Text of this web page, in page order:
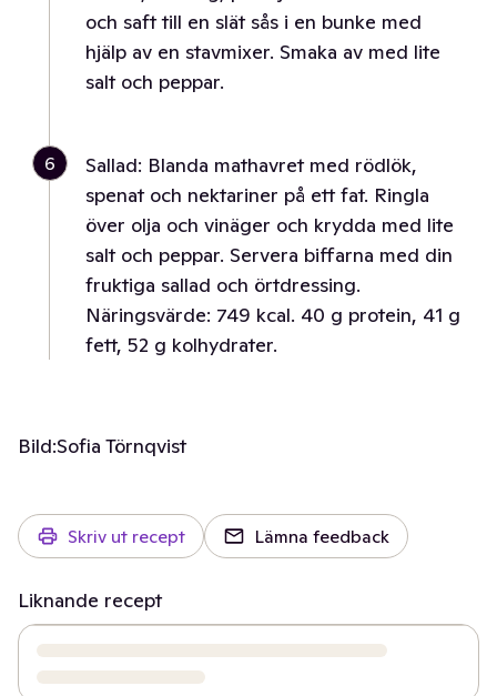
och saft till en slät sås i en bunke med
hjälp av en stavmixer. Smaka av med lite
salt och peppar.
6
Sallad: Blanda mathavret med rödlök,
spenat och nektariner på ett fat. Ringla
över olja och vinäger och krydda med lite
salt och peppar. Servera biffarna med din
fruktiga sallad och örtdressing.
Näringsvärde: 749 kcal. 40 g protein, 41 g
fett, 52 g kolhydrater.
Bild:Sofia Törnqvist
Skriv ut recept Lämna feedback
Liknande recept